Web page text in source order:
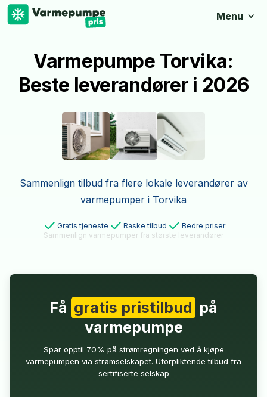
Menu
Varmepumpe Torvika:
Beste leverandører i 2026
Sammenlign tilbud fra flere lokale leverandører av
varmepumper i Torvika
Gratis tjeneste Raske tilbud
Bedre priser
Sammenlign varmepumper fra største leverandører
Få gratis pristilbud på
varmepumpe
Spar opptil 70% på strømregningen ved å kjøpe
varmepumpen via strømselskapet. Uforpliktende tilbud fra
sertifiserte selskap